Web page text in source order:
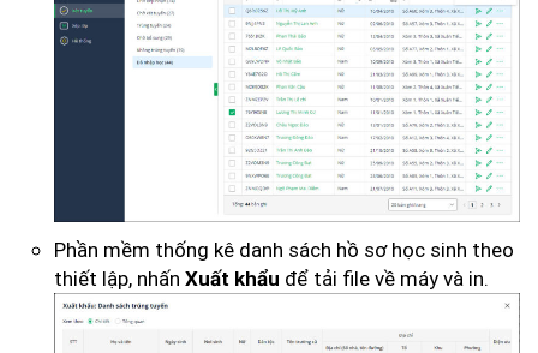
Phần mềm thống kê danh sách hồ sơ học sinh theo
thiết lập, nhấn Xuất khẩu để tải file về máy và in.